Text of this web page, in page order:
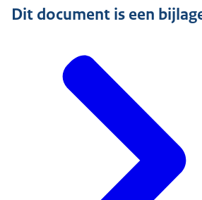
Dit document is een